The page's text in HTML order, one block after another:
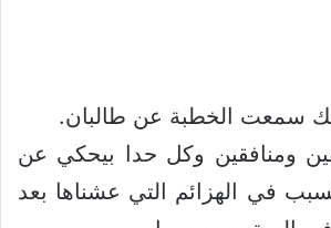
سمعت الخطبة عن طالبان.
ومنافقين وكل حدا بيحكي عن
في الهزائم التي عشناها بعد